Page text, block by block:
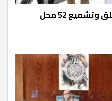
رئيس جهاز مدينة العبور: غلق وتشميع 52 محل